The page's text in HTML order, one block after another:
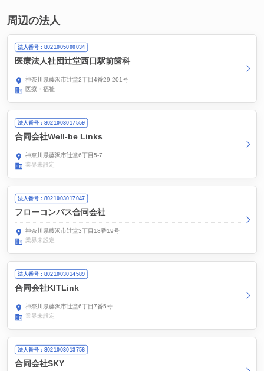
周辺の法人
法人番号：8021005000034
医療法人社団辻堂西口駅前歯科
神奈川県藤沢市辻堂2丁目4番29-201号
医療・福祉
法人番号：8021003017559
合同会社Well-be Links
神奈川県藤沢市辻堂6丁目5-7
業界未設定
法人番号：8021003017047
フローコンパス合同会社
神奈川県藤沢市辻堂3丁目18番19号
業界未設定
法人番号：8021003014589
合同会社KITLink
神奈川県藤沢市辻堂6丁目7番5号
業界未設定
法人番号：8021003013756
合同会社SKY